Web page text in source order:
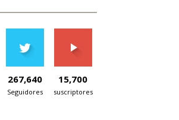
267,640
Seguidores
15,700
suscriptores